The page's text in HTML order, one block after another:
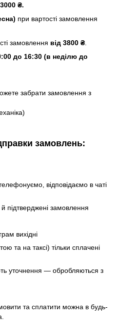
₴.
при вартості замовлення
замовлення від 3800 ₴.
до 16:30 (в неділю до
забрати замовлення з
замовлень:
відповідаємо в чаті
підтверджені замовлення
вихідні
та на таксі) тільки сплачені
уточнення — обробляються з
та сплатити можна в будь-